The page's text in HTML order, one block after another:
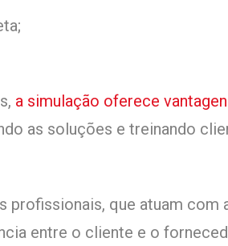
a simulação oferece
as soluções e treinando
que atuam com
entre o cliente e o